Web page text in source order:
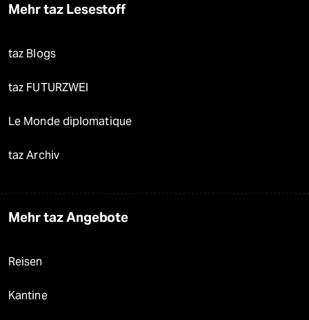
Mehr taz Lesestoff
taz Blogs
taz FUTURZWEI
Le Monde diplomatique
taz Archiv
Mehr taz Angebote
Reisen
Kantine